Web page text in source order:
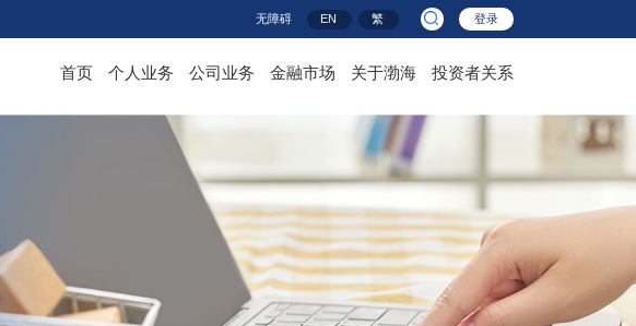
无障碍 EN 繁 登录
首页 个人业务 公司业务 金融市场 关于渤海 投资者关系